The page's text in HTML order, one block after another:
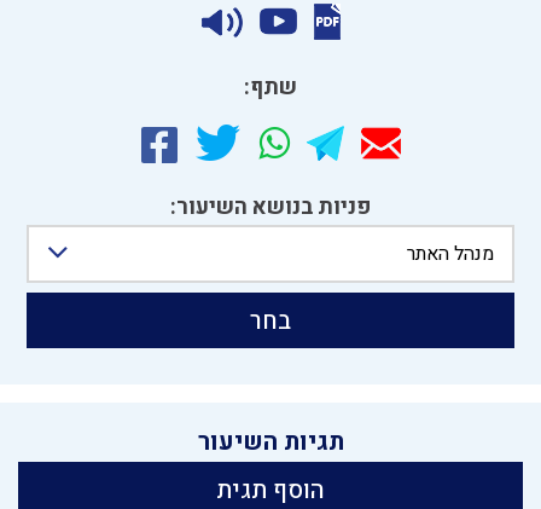
שתף:
פניות בנושא השיעור:
מנהל האתר
בחר
תגיות השיעור
הוסף תגית